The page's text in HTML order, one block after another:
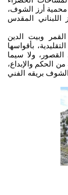
أرز الشوف،
المقدس
وبيت الدين
بأقواسها
ولا سيما
والإبداع،
بريقه الفني